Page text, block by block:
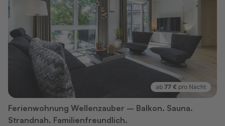
ab 77 € pro Nacht
Ferienwohnung Wellenzauber – Balkon. Sauna.
Strandnah. Familienfreundlich.